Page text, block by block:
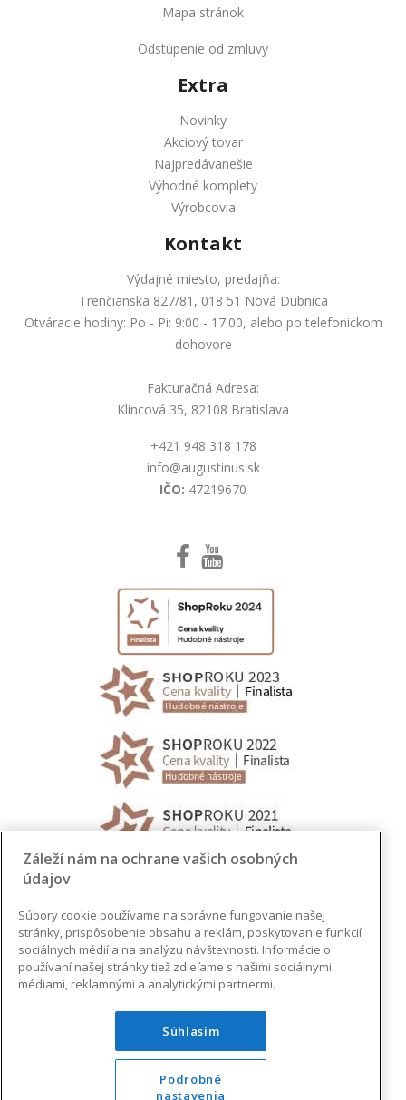
Mapa stránok
Odstúpenie od zmluvy
Extra
Novinky
Akciový tovar
Najpredávanešie
Výhodné komplety
Výrobcovia
Kontakt
Výdajné miesto, predajňa:
Trenčianska 827/81, 018 51 Nová Dubnica
Otváracie hodiny: Po - Pi: 9:00 - 17:00, alebo po telefonickom
dohovore
Fakturačná Adresa:
Klincová 35, 82108 Bratislava
+421 948 318 178
info@augustinus.sk
IČO: 47219670
Záleží nám na ochrane vašich osobných
údajov
Súbory cookie používame na správne fungovanie našej
stránky, prispôsobenie obsahu a reklám, poskytovanie funkcií
sociálnych médií a na analýzu návštevnosti. Informácie o
používaní našej stránky tiež zdieľame s našimi sociálnymi
médiami, reklamnými a analytickými partnermi.
Súhlasím
Podrobné
nastavenia